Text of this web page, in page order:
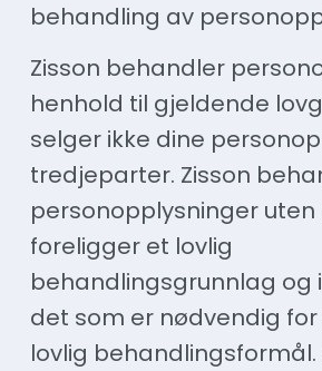
behandling av
Zisson behandler
henhold til gjeldende
selger ikke dine
tredjeparter. Zisson
personopplysninger
foreligger et lovlig
behandlingsgrunnlag og
det som er nødvendig
lovlig behandlingsformål.